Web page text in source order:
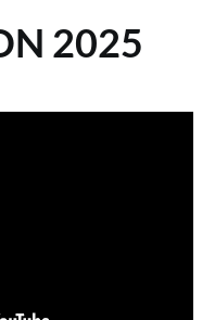
2025